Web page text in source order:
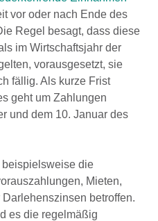
vor oder nach Ende des
Regel besagt, dass diese
im Wirtschaftsjahr der
vorausgesetzt, sie
fällig. Als kurze Frist
geht um Zahlungen
und dem 10. Januar des
die
Mieten,
betroffen.
es die regelmäßig